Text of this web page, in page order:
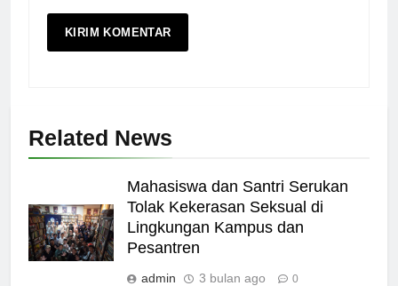
Related News
Mahasiswa dan Santri Serukan
Tolak Kekerasan Seksual di
Lingkungan Kampus dan
Pesantren
admin 3 bulan ago 0